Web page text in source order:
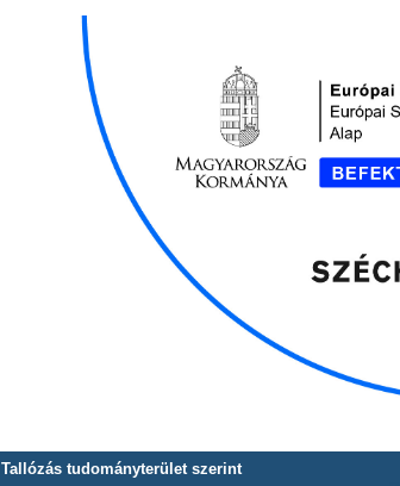
Tallózás tudományterület szerint